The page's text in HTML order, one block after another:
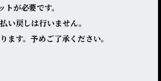
が必要です。
い戻しは行いません。
す。予めご了承ください。